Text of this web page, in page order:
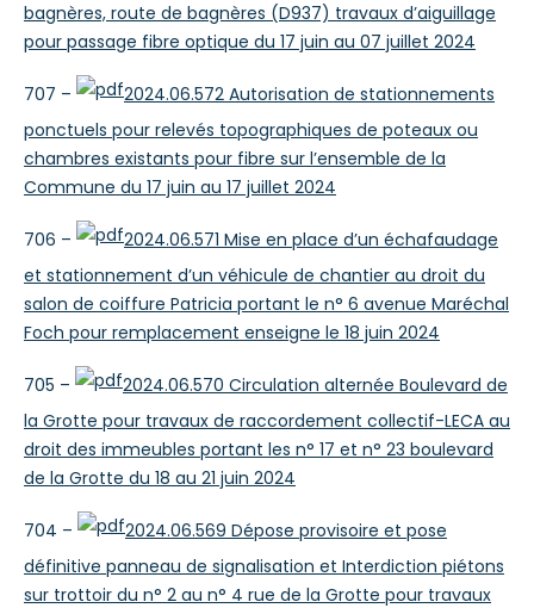
bagnères, route de bagnères (D937) travaux d’aiguillage
pour passage fibre optique du 17 juin au 07 juillet 2024
707 –
2024.06.572 Autorisation de stationnements
ponctuels pour relevés topographiques de poteaux ou
chambres existants pour fibre sur l’ensemble de la
Commune du 17 juin au 17 juillet 2024
706 –
2024.06.571 Mise en place d’un échafaudage
et stationnement d’un véhicule de chantier au droit du
salon de coiffure Patricia portant le n° 6 avenue Maréchal
Foch pour remplacement enseigne le 18 juin 2024
705 –
2024.06.570 Circulation alternée Boulevard de
la Grotte pour travaux de raccordement collectif-LECA au
droit des immeubles portant les n° 17 et n° 23 boulevard
de la Grotte du 18 au 21 juin 2024
704 –
2024.06.569 Dépose provisoire et pose
définitive panneau de signalisation et Interdiction piétons
sur trottoir du n° 2 au n° 4 rue de la Grotte pour travaux